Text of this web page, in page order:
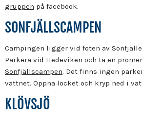
gruppen på facebook.
SONFJÄLLSCAMPEN
Campingen ligger vid foten av
Parkera vid Hedeviken och ta en
Sonfjällscampen. Det finns ingen
vattnet. Öppna locket och kryp ned i
KLÖVSJÖ